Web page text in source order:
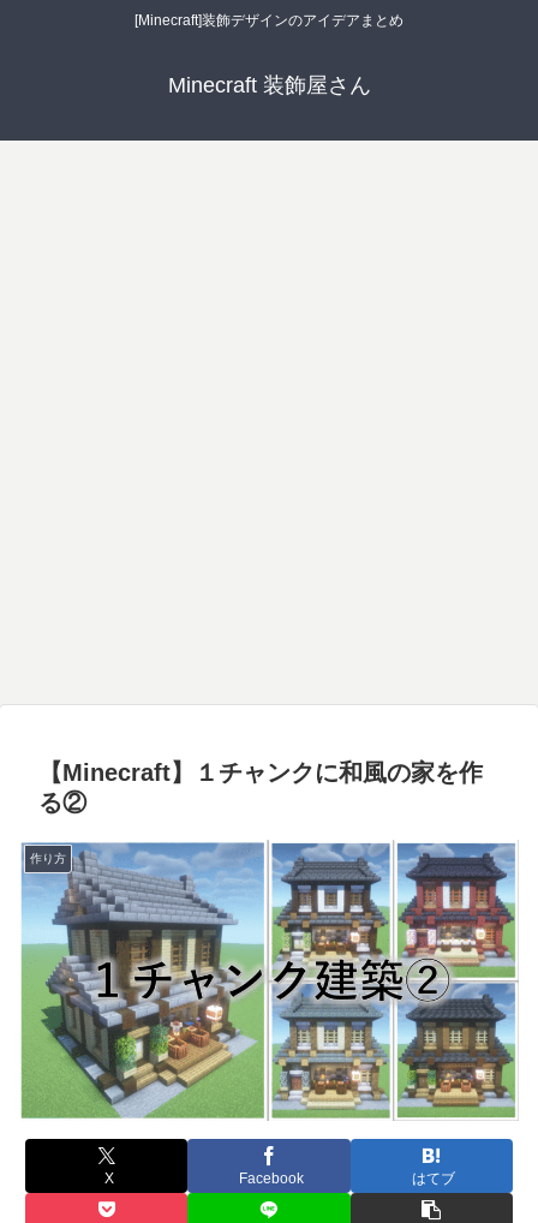
[Minecraft]装飾デザインのアイデアまとめ
Minecraft 装飾屋さん
【Minecraft】１チャンクに和風の家を作
る②
作り方
X Facebook はてブ